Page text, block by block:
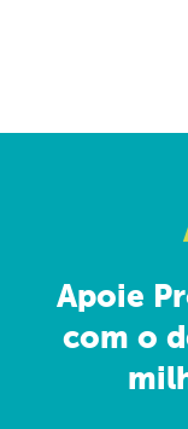
Apoie
com o